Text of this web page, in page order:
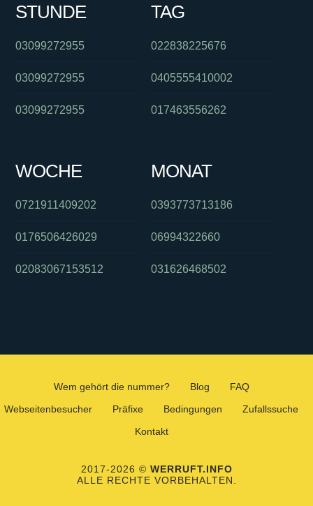
STUNDE
03099272955
03099272955
03099272955
TAG
022838225676
0405555410002
017463556262
WOCHE
0721911409202
0176506426029
02083067153512
MONAT
0393773713186
06994322660
031626468502
Wem gehört die nummer? Blog
FAQ
Webseitenbesucher
Präfixe Bedingungen
Zufallssuche
Kontakt
2017-2026 © WERRUFT.INFO
ALLE RECHTE VORBEHALTEN.